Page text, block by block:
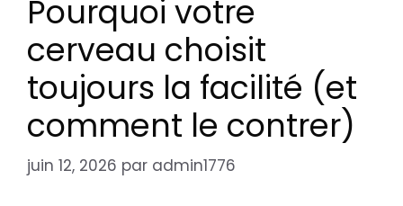
Pourquoi votre
cerveau choisit
toujours la facilité (et
comment le contrer)
juin 12, 2026 par admin1776